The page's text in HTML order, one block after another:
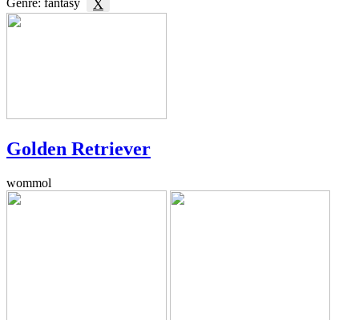
Genre: fantasy X
Golden Retriever
wommol